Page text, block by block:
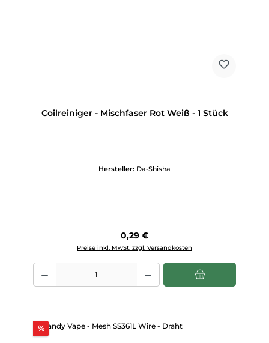
Coilreiniger - Mischfaser Rot Weiß - 1 Stück
Hersteller: Da-Shisha
Regulärer Preis:
0,29 €
Preise inkl. MwSt. zzgl. Versandkosten
Produkt Anzahl: Gib den gewünschten Wert ein oder benutze die
%Rabatt